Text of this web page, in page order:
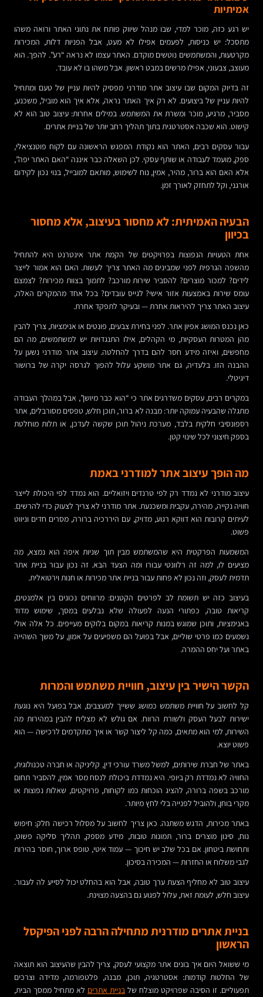
אמיתיות
יש רגע כזה, מוכר למדי, שבו מנהל שיווק פותח את נתוני האתר ורואה משהו
מתסכל: יש כניסות, לפעמים אפילו לא מעט, אבל הפניות דלות, המכירות
מקרטעות, והמשתמשים נוטשים מוקדם. האתר עצמו לא נראה “רע”. להפך. הוא
מעוצב, צבעוני, אפילו מרשים במבט ראשון. אבל משהו בו לא עובד.
זה בדיוק המקום שבו עיצוב אתר מודרני מפסיק להיות עניין של טעם ומתחיל
להיות עניין של ביצועים. לא רק איך האתר נראה, אלא איך הוא מוביל, משכנע,
מסביר, מרגיע, מוכר ומשרת את המשתמש. במילים אחרות: עיצוב טוב הוא לא
קישוט. הוא שכבה אסטרטגית בתוך תהליך רחב יותר של בניית אתרים.
עבור עסקים רבים, האתר הוא נקודת המפגש הראשונה עם לקוח פוטנציאלי,
ספק, מועמד לעבודה או שותף עסקי. לכן השאלה כבר איננה “האם האתר יפה”,
אלא האם הוא ברור, מהיר, אמין, נוח לשימוש, מותאם למובייל, בנוי נכון לקידום
אורגני, וקל לתחזק לאורך זמן.
הבעיה האמיתית: לא מחסור בעיצוב, אלא מחסור
בכיוון
אחת הטעויות הנפוצות בפרויקטים של הקמת אתר אינטרנט היא להתחיל
מהשפה הגרפית לפני שמבינים מה האתר צריך לעשות. האם הוא אמור לייצר
לידים? למכור מוצרים? להסביר שירות מורכב? לתמוך בצוות מכירות? לצמצם
עומס שירות באמצעות אזור אישי? לגייס עובדים? בכל אחד מהמקרים האלה,
עיצוב האתר צריך להיראות אחרת — ובעיקר לתפקד אחרת.
כאן נכנס המושג אפיון אתר. לפני בחירת צבעים, פונטים או אנימציות, צריך להבין
מהן המטרות העסקיות, מי הקהלים, אילו התנגדויות יש למשתמשים, מה הם
מחפשים, ואיזה מידע חסר להם בדרך להחלטה. עיצוב אתר מודרני נשען על
ההבנה הזו. בלעדיה, גם אתר מושקע עלול להפוך לגרסה יקרה של ברושור
דיגיטלי.
במקרים רבים, עסקים משדרגים אתר כי “הוא כבר מיושן”, אבל במהלך העבודה
מתגלה שהבעיה עמוקה יותר: מבנה לא ברור, תוכן חלש, טפסים מסורבלים, אתר
רספונסיבי חלקית בלבד, מערכת ניהול תוכן שקשה לעדכן, או תלות מוחלטת
בספק חיצוני לכל שינוי קטן.
מה הופך עיצוב אתר למודרני באמת
עיצוב מודרני לא נמדד רק לפי טרנדים ויזואליים. הוא נמדד לפי היכולת לייצר
חוויה נקייה, מהירה, עקבית ומשכנעת. אתר מודרני לא צריך לצעוק כדי להרשים.
לעיתים קרובות הוא דווקא רגוע, מדויק, עם היררכיה ברורה, מסרים חדים וניווט
פשוט.
המשמעות הפרקטית היא שהמשתמש מבין תוך שניות איפה הוא נמצא, מה
מציעים לו, למה זה רלוונטי עבורו ומה הצעד הבא. זה נכון עבור בניית אתר
תדמית לעסק, וזה נכון לא פחות עבור בניית אתר מכירות או חנות וירטואלית.
בעיצוב כזה יש תשומת לב לפרטים הקטנים: מרווחים נכונים בין אלמנטים,
קריאות טובה, כפתורי הנעה לפעולה שלא נבלעים במסך, שימוש מדוד
באנימציות, ותוכן שמוגש במנות קריאות במקום בלוקים מעייפים. כל אלה אולי
נשמעים כמו פרטי שוליים, אבל בפועל הם משפיעים על אמון, על משך השהייה
באתר ועל יחס ההמרה.
הקשר הישיר בין עיצוב, חוויית משתמש והמרות
קל לחשוב על חוויית משתמש כמושג ששייך למעצבים, אבל בפועל היא נוגעת
ישירות לבעל העסק ולשורת הרווח. אם גולש לא מצליח להבין במהירות מה
השירות, למי הוא מתאים, כמה קל ליצור קשר או איך מתקדמים לרכישה — הוא
פשוט יוצא.
באתר של חברת שירותים, למשל משרד עורכי דין, קליניקה או חברה טכנולוגית,
החוויה לא נמדדת רק ביופי. היא נמדדת ביכולת לנסח מסר אמין, להסביר תחום
מורכב בשפה ברורה, להציג הוכחות כמו לקוחות, פרויקטים, שאלות נפוצות או
מקרי בוחן, ולהוביל לפנייה בלי לחץ מיותר.
באתר מכירות, הדגש משתנה. כאן צריך לחשוב על מסלול רכישה חלק: חיפוש
נוח, סינון מוצרים ברור, תמונות טובות, מידע מספק, תהליך סליקה פשוט,
ותחושת ביטחון. אם בכל שלב יש חיכוך — עמוד איטי, טופס ארוך, חוסר בהירות
לגבי משלוח או החזרות — המכירה בסיכון.
עיצוב טוב לא מחליף הצעת ערך טובה, אבל הוא בהחלט יכול לסייע לה לעבור.
עיצוב חלש, לעומת זאת, עלול לפגוע גם בהצעה מצוינת.
בניית אתרים מודרנית מתחילה הרבה לפני הפיקסל
הראשון
מי ששואל היום איך בונים אתר מקצועי לעסק, צריך להבין שהעיצוב הוא תוצאה
של החלטות קודמות: אסטרטגיה, תוכן, מבנה, פלטפורמה, מדידה וצרכים
תפעוליים. זו הסיבה שפרויקט מוצלח של בניית אתרים לא מתחיל ממסך הבית,